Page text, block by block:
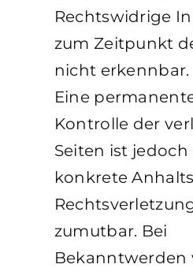
Rechtswidrige
zum Zeitpunkt
nicht erkennbar.
Eine
Kontrolle der
Seiten ist
konkrete
zumutbar. Bei
Bekanntwerden